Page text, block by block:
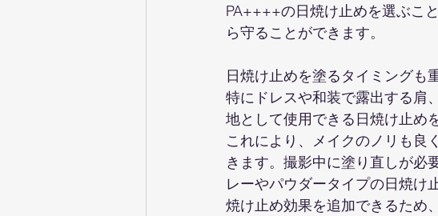
PA++++の日焼け止めを選ぶこ
ら守ることができます。
日焼け止めを塗るタイミングも
特にドレスや和装で露出する肩
地として使用できる日焼け止め
これにより、メイクのノリも良
きます。撮影中に塗り直しが必
レーやパウダータイプの日焼け
焼け止め効果を追加できるため